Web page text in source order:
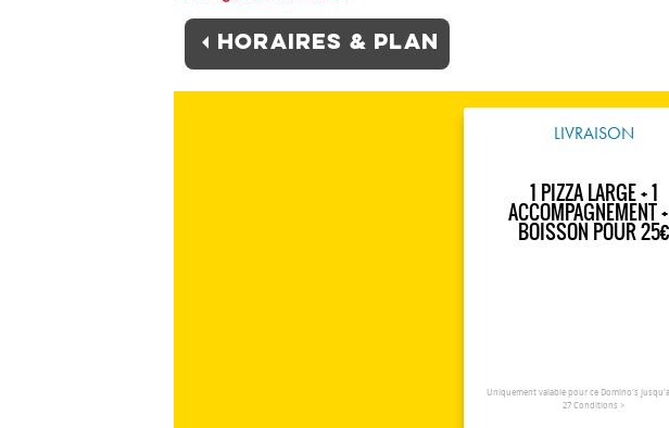
Horaires & plan
LIVRAISON
1 PIZZA LARGE + 1
ACCOMPAGNEMENT
BOISSON POUR 25€
Uniquement valable pour ce Domino's
27Conditions >